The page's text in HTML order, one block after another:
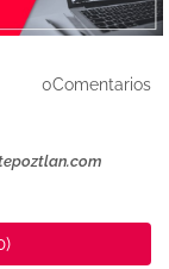
0Comentarios